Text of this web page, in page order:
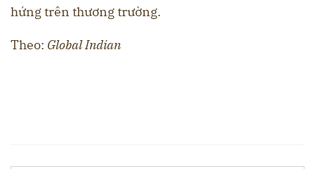
hứng trên thương trường.
Theo: Global Indian